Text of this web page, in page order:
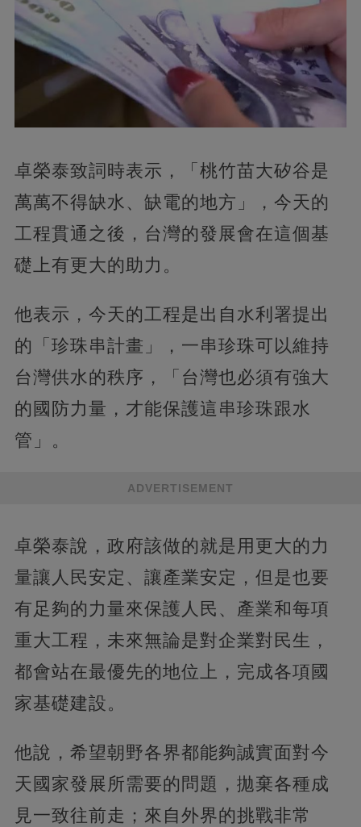
卓榮泰致詞時表示，「桃竹苗大矽谷是
萬萬不得缺水、缺電的地方」，今天的
工程貫通之後，台灣的發展會在這個基
礎上有更大的助力。
他表示，今天的工程是出自水利署提出
的「珍珠串計畫」，一串珍珠可以維持
台灣供水的秩序，「台灣也必須有強大
的國防力量，才能保護這串珍珠跟水
管」。
ADVERTISEMENT
卓榮泰說，政府該做的就是用更大的力
量讓人民安定、讓產業安定，但是也要
有足夠的力量來保護人民、產業和每項
重大工程，未來無論是對企業對民生，
都會站在最優先的地位上，完成各項國
家基礎建設。
他說，希望朝野各界都能夠誠實面對今
天國家發展所需要的問題，拋棄各種成
見一致往前走；來自外界的挑戰非常